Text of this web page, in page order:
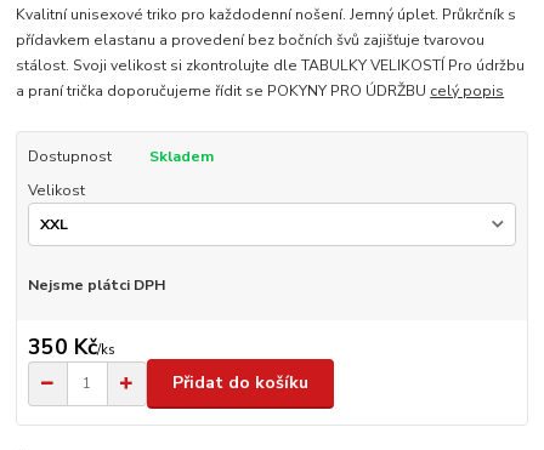
Kvalitní unisexové triko pro každodenní nošení. Jemný úplet. Průkrčník s
přídavkem elastanu a provedení bez bočních švů zajišťuje tvarovou
stálost. Svoji velikost si zkontrolujte dle TABULKY VELIKOSTÍ Pro údržbu
a praní trička doporučujeme řídit se POKYNY PRO ÚDRŽBU celý popis
Dostupnost
Skladem
Velikost
Nejsme plátci DPH
350 Kč/ks
Přidat do košíku